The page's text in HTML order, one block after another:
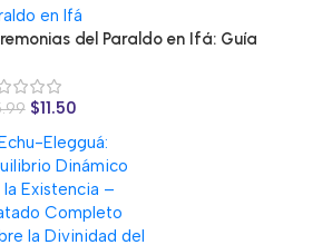
del Paraldo en Ifá: Guía
$11.50